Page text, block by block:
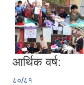
आर्थिक वर्ष:
८०/८१